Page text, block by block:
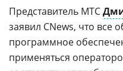
Представитель МТС
заявил CNews, что все
программное
применяться